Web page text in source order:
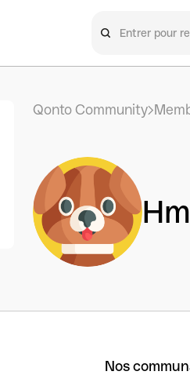
Qonto Community
Nos